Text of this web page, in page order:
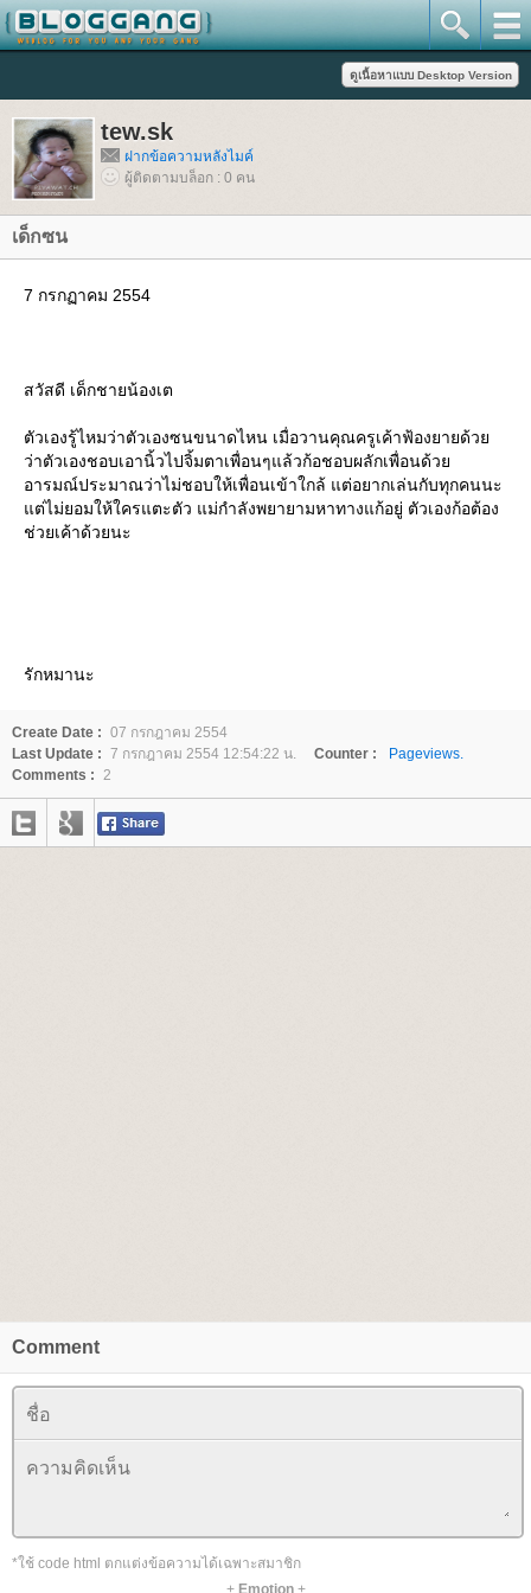
tew.sk
ฝากข้อความหลังไมค์
ผู้ติดตามบล็อก : 0 คน
เด็กซน
7 กรกฏาคม 2554
สวัสดี เด็กชายน้องเต
ตัวเองรู้ไหมว่าตัวเองซนขนาดไหน เมื่อวานคุณครูเค้าฟ้องยายด้ว
ว่าตัวเองชอบเอานิ้วไปจิ้มตาเพื่อนๆแล้วก้อชอบผลักเพื่อนด้ว
อารมณ์ประมาณว่าไม่ชอบให้เพื่อนเข้าใกล้ แต่อยากเล่นกับทุกคนนะ
ต่ไม่ยอมให้ใครแตะตัว แม่กำลังพยายามหาทางแก้อยู่ ตัวเองก้อต้อง
ช่วยเค้าด้วยนะ
รักหมานะ
Create Date : 07 กรกฎาคม 2554
Last Update : 7 กรกฎาคม 2554 12:54:22 น. Counter :
Pageviews.
Comments : 2
Comment
*ใช้ code html ตกแต่งข้อความได้เฉพาะสมาชิก
+ Emotion+